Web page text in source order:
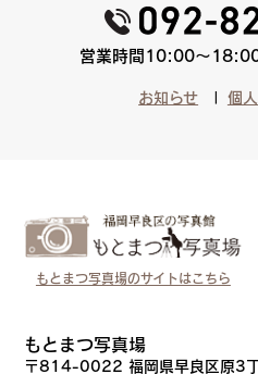
営業時間10:00〜18:00
お知らせ 個
もとまつ写真場のサイトはこちら
もとまつ写真場
〒814-0022 福岡県早良区原3